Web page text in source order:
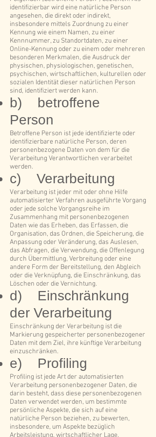
identifizierbar wird eine natürliche Person
angesehen, die direkt oder indirekt,
insbesondere mittels Zuordnung zu einer
Kennung wie einem Namen, zu einer
Kennnummer, zu Standortdaten, zu einer
Online-Kennung oder zu einem oder mehreren
besonderen Merkmalen, die Ausdruck der
physischen, physiologischen, genetischen,
psychischen, wirtschaftlichen, kulturellen oder
sozialen Identität dieser natürlichen Person
sind, identifiziert werden kann.
b) betroffene
Person
Betroffene Person ist jede identifizierte oder
identifizierbare natürliche Person, deren
personenbezogene Daten von dem für die
Verarbeitung Verantwortlichen verarbeitet
werden.
c) Verarbeitung
Verarbeitung ist jeder mit oder ohne Hilfe
automatisierter Verfahren ausgeführte Vorgang
oder jede solche Vorgangsreihe im
Zusammenhang mit personenbezogenen
Daten wie das Erheben, das Erfassen, die
Organisation, das Ordnen, die Speicherung, die
Anpassung oder Veränderung, das Auslesen,
das Abfragen, die Verwendung, die Offenlegung
durch Übermittlung, Verbreitung oder eine
andere Form der Bereitstellung, den Abgleich
oder die Verknüpfung, die Einschränkung, das
Löschen oder die Vernichtung.
d) Einschränkung
der Verarbeitung
Einschränkung der Verarbeitung ist die
Markierung gespeicherter personenbezogener
Daten mit dem Ziel, ihre künftige Verarbeitung
einzuschränken.
e) Profiling
Profiling ist jede Art der automatisierten
Verarbeitung personenbezogener Daten, die
darin besteht, dass diese personenbezogenen
Daten verwendet werden, um bestimmte
persönliche Aspekte, die sich auf eine
natürliche Person beziehen, zu bewerten,
insbesondere, um Aspekte bezüglich
Arbeitsleistung, wirtschaftlicher Lage,